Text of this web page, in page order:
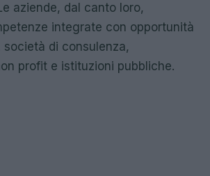
aziende, dal canto loro,
integrate con opportunità
di consulenza,
profit e istituzioni pubbliche.